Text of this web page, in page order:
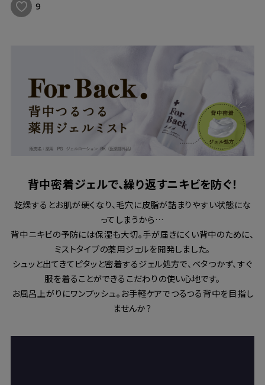
9
背中密着ジェルで、繰り返すニキビを防ぐ！
乾燥するとお肌が硬くなり、毛穴に皮脂が詰まりやすい状態にな
ってしまうから…
背中ニキビの予防には保湿も大切。手が届きにくい背中のために、
ミストタイプの薬用ジェルを開発しました。
シュッと出てきてピタッと密着するジェル処方で、ベタつかず、すぐ
服を着ることができるこだわりの使い心地です。
お風呂上がりにワンプッシュ。お手軽ケアでつるつる背中を目指し
ませんか？